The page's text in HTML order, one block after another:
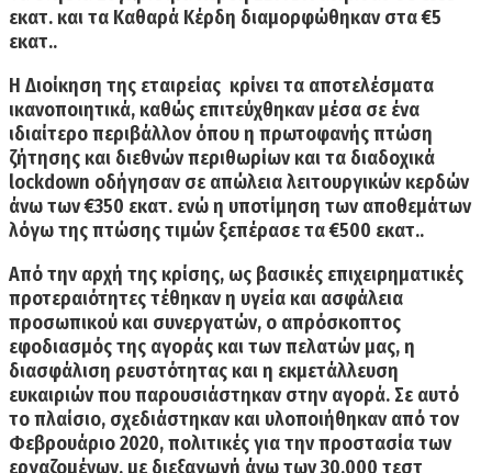
εκατ. και τα Καθαρά Κέρδη διαμορφώθηκαν στα €5
εκατ..
Η Διοίκηση της εταιρείας κρίνει τα αποτελέσματα
ικανοποιητικά, καθώς επιτεύχθηκαν μέσα σε ένα
ιδιαίτερο περιβάλλον όπου η πρωτοφανής πτώση
ζήτησης και διεθνών περιθωρίων και τα διαδοχικά
lockdown οδήγησαν σε απώλεια λειτουργικών κερδών
άνω των €350 εκατ. ενώ η υποτίμηση των αποθεμάτων
λόγω της πτώσης τιμών ξεπέρασε τα €500 εκατ..
Από την αρχή της κρίσης, ως βασικές επιχειρηματικές
προτεραιότητες τέθηκαν η υγεία και ασφάλεια
προσωπικού και συνεργατών, ο απρόσκοπτος
εφοδιασμός της αγοράς και των πελατών μας, η
διασφάλιση ρευστότητας και η εκμετάλλευση
ευκαιριών που παρουσιάστηκαν στην αγορά. Σε αυτό
το πλαίσιο, σχεδιάστηκαν και υλοποιήθηκαν από τον
Φεβρουάριο 2020, πολιτικές για την προστασία των
εργαζομένων, με διεξαγωγή άνω των 30.000 τεστ